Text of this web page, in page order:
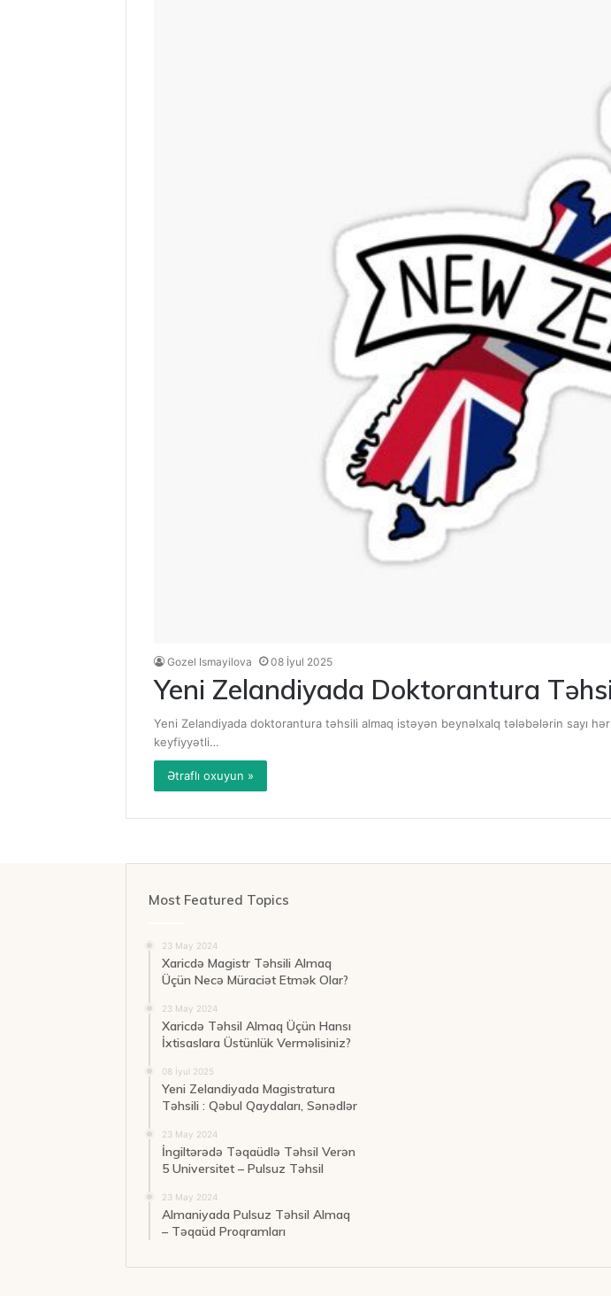
Gozel Ismayilova 08 İyul 2025
Yeni Zelandiyada Doktorantura
Yeni Zelandiyada doktorantura təhsili almaq istəyən beynəlxalq tələbələrin sayı
keyfiyyətli…
Ətraflı oxuyun »
Most Featured Topics
23 May 2024
Xaricdə Magistr Təhsili Almaq
Üçün Necə Müraciət Etmək Olar?
23 May 2024
Xaricdə Təhsil Almaq Üçün Hansı
İxtisaslara Üstünlük Verməlisiniz?
08 İyul 2025
Yeni Zelandiyada Magistratura
Təhsili : Qəbul Qaydaları, Sənədlər
23 May 2024
İngiltərədə Təqaüdlə Təhsil Verən
5 Universitet – Pulsuz Təhsil
23 May 2024
Almaniyada Pulsuz Təhsil Almaq
– Təqaüd Proqramları